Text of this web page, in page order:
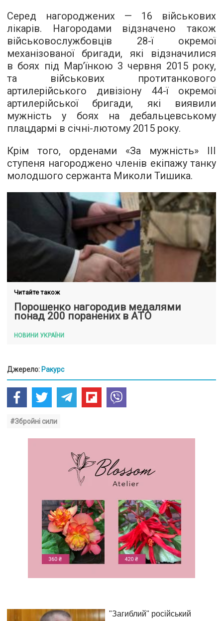
Серед нагороджених — 16 військових
лікарів. Нагородами відзначено також
військовослужбовців 28-ї окремої
механізованої бригади, які відзначилися
в боях під Мар’їнкою 3 червня 2015 року,
та військових протитанкового
артилерійського дивізіону 44-ї окремої
артилерійської бригади, які виявили
мужність у боях на дебальцевському
плацдармі в січні-лютому 2015 року.
Крім того, орденами «За мужність» ІІІ
ступеня нагороджено членів екіпажу танку
молодшого сержанта Миколи Тишика.
Читайте також
Порошенко нагородив медалями
понад 200 поранених в АТО
НОВИНИ УКРАЇНИ
Джерело: Ракурс
#Збройні сили